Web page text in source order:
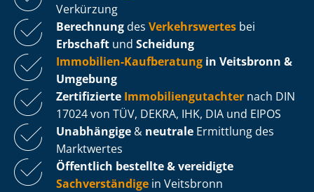
Verkürzung
Berechnung des Verkehrswertes bei
Erbschaft und Scheidung
Immobilien-Kaufberatung in Veitsbronn &
Umgebung
Zertifizierte Im­mo­bi­li­en­gut­ach­ter nach DIN
17024 von TÜV, DEKRA, IHK, DIA und EIPOS
Unabhängige & neutrale Ermittlung des
Marktwertes
Öffentlich bestellte & vereidigte
Sachverständige in Veitsbronn